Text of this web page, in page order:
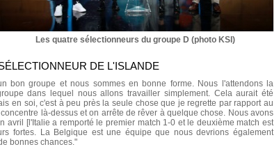
Les quatre sélectionneurs du groupe D (photo KSI)
DE L'ISLANDE
bon groupe et nous sommes en bonne forme. Nous l'attendons la
dans lequel nous allons travailler simplement. Cela aurait été
en soi, c'est à peu près la seule chose que je regrette par rapport au
là-dessus et on arrête de rêver à quelque chose. Nous avons
avril [l'Italie a remporté le premier match 1-0 et le deuxième match est
fortes. La Belgique est une équipe que nous devrions également
bonnes chances."